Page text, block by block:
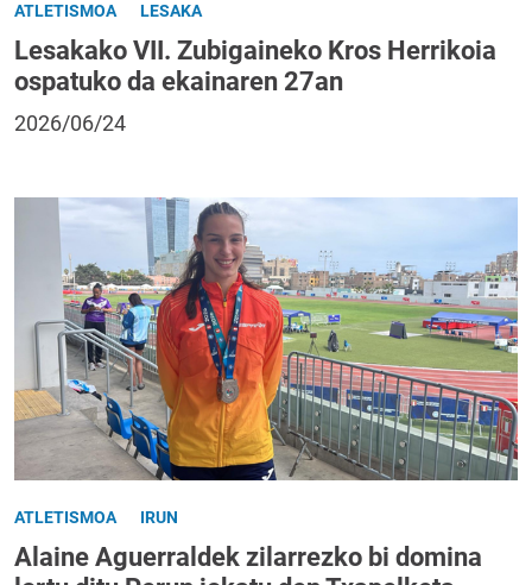
ATLETISMOA LESAKA
Lesakako VII. Zubigaineko Kros Herrikoia
ospatuko da ekainaren 27an
2026/06/24
ATLETISMOA IRUN
Alaine Aguerraldek zilarrezko bi domina